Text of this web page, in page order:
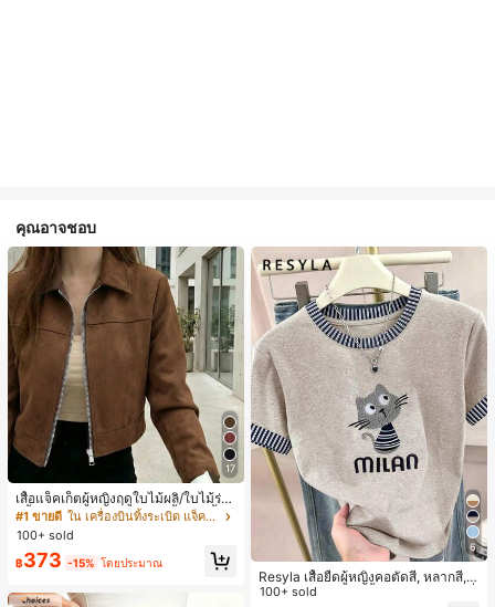
คุณอาจชอบ
17
เสื้อแจ็คเก็ตผู้หญิงฤดูใบไม้ผลิ/ใบไม้ร่วง
สีพื้น หนังเทียม สไตล์ปกคอเสื้อ ซิปขึ้น
แขนยาว สไตล์ลำลอง วิทยาลัย สนามบิ
น เสื้อนอก สีน้ำตาล สไตล์สบายๆ ฤดูใบ
ไม้ร่วง
#1 ขายดี
ใน เครื่องบินทิ้งระเบิด แจ็คเก็ตผู้หญิง
100+ sold
฿373 -15% โดยประมาณ
6
Resyla เสื้อยืดผู้หญิงคอตัดสี, หลากสี, ล
ายพิมพ์แมวน่ารัก, เสื้อสำหรับออกไปเที่
100+ sold